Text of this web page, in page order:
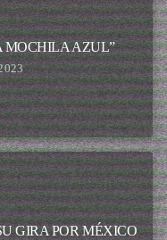
MOCHILA AZUL”
GIRA POR MÉXICO